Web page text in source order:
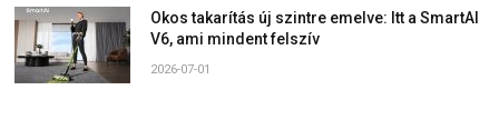
Okos takarítás új szintre emelve: Itt a SmartAI
V6, ami mindent felszív
2026-07-01